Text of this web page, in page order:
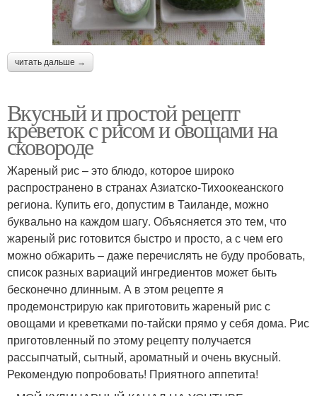
читать дальше →
Вкусный и простой рецепт
креветок с рисом и овощами на
сковороде
Жареный рис – это блюдо, которое широко
распространено в странах Азиатско-Тихоокеанского
региона. Купить его, допустим в Таиланде, можно
буквально на каждом шагу. Объясняется это тем, что
жареный рис готовится быстро и просто, а с чем его
можно обжарить – даже перечислять не буду пробовать,
список разных вариаций ингредиентов может быть
бесконечно длинным. А в этом рецепте я
продемонстрирую как приготовить жареный рис с
овощами и креветками по-тайски прямо у себя дома. Рис
приготовленный по этому рецепту получается
рассыпчатый, сытный, ароматный и очень вкусный.
Рекомендую попробовать! Приятного аппетита!